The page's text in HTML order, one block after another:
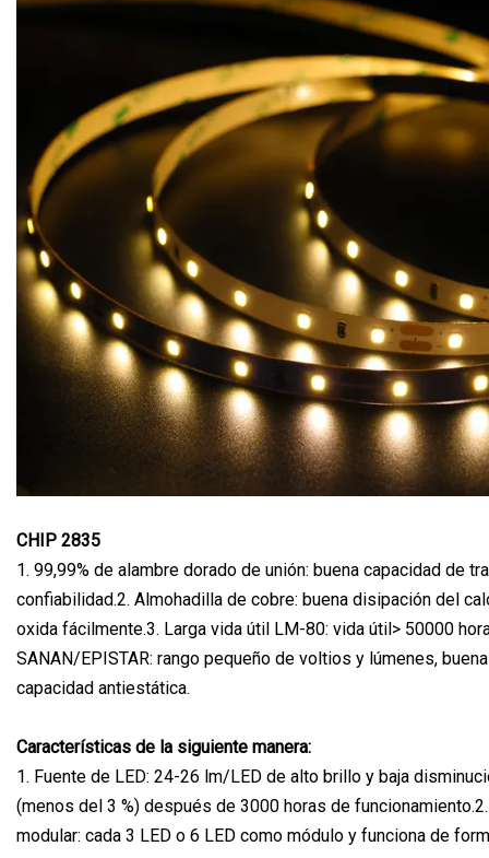
CHIP 2835
1. 99,99% de alambre dorado de unión: buena capacidad de
confiabilidad.2. Almohadilla de cobre: ​​buena disipación del
oxida fácilmente.3. Larga vida útil LM-80: vida útil> 50000
SANAN/EPISTAR: rango pequeño de voltios y lúmenes, buena
capacidad antiestática.
Características de la siguiente manera:
1. Fuente de LED: 24-26 lm/LED de alto brillo y baja
(menos del 3 %) después de 3000 horas de
modular: cada 3 LED o 6 LED como módulo y funciona de